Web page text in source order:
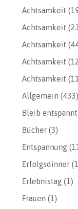
Achtsamkeit
Achtsamkeit
Achtsamkeit
Achtsamkeit
Achtsamkeit
Allgemein (433)
Bleib entspannt
Bücher(3)
Entspannung
Erfolgsdinner
Erlebnistag(1)
Frauen (1)